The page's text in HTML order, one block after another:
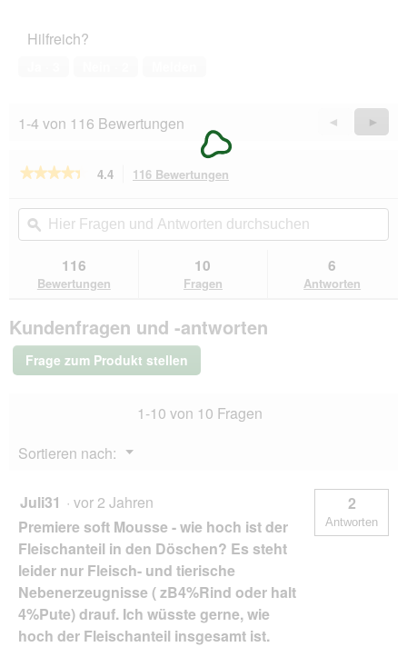
Hilfreich?
1-4 von 116 Bewertungen
Zurück
Reviews
◄
Weiter
►
★★★★★
★★★★★
5
lesen
PREMIERE
Mousse
Pute
g
4.4 116 Bewertungen
Aktion
navigierst
du
Bewertungen.
Hier
Fragen
und
Antworten
durchsuchen
ϙ
116
Bewertungen
10
Fragen
6
Antworten
Kundenfragen und -antworten
Frage zum Produkt stellen
1-10 von 10 Fragen
Sortieren nach:
▼
Menü
Juli31 · vor 2 Jahren
Premiere soft Mousse - wie hoch ist der
Fleischanteil in den Döschen? Es steht
leider nur Fleisch- und tierische
Nebenerzeugnisse ( zB4%Rind oder halt
4%Pute) drauf. Ich wüsste gerne, wie
hoch der Fleischanteil insgesamt ist.
2
Antworten